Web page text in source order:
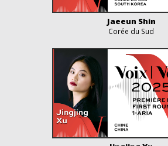
Jaeeun Shin
Corée du Sud